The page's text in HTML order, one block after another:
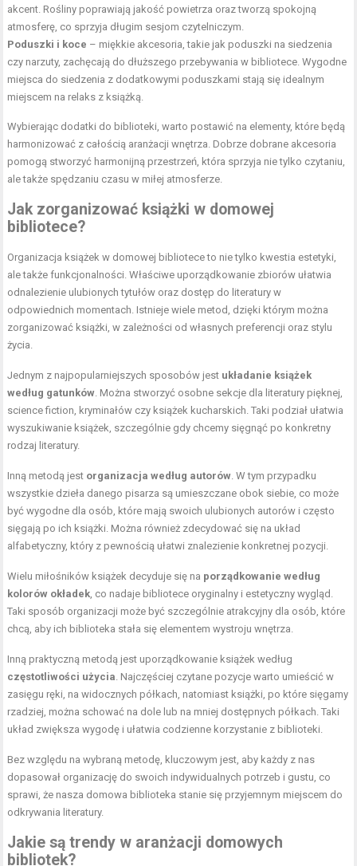
akcent. Rośliny poprawiają jakość powietrza oraz tworzą spokojną
atmosferę, co sprzyja długim sesjom czytelniczym.
Poduszki i koce – miękkie akcesoria, takie jak poduszki na siedzenia
czy narzuty, zachęcają do dłuższego przebywania w bibliotece. Wygodne
miejsca do siedzenia z dodatkowymi poduszkami stają się idealnym
miejscem na relaks z książką.
Wybierając dodatki do biblioteki, warto postawić na elementy, które będą
harmonizować z całością aranżacji wnętrza. Dobrze dobrane akcesoria
pomogą stworzyć harmonijną przestrzeń, która sprzyja nie tylko czytaniu,
ale także spędzaniu czasu w miłej atmosferze.
Jak zorganizować książki w domowej
bibliotece?
Organizacja książek w domowej bibliotece to nie tylko kwestia estetyki,
ale także funkcjonalności. Właściwe uporządkowanie zbiorów ułatwia
odnalezienie ulubionych tytułów oraz dostęp do literatury w
odpowiednich momentach. Istnieje wiele metod, dzięki którym można
zorganizować książki, w zależności od własnych preferencji oraz stylu
życia.
Jednym z najpopularniejszych sposobów jest układanie książek
według gatunków . Można stworzyć osobne sekcje dla literatury pięknej,
science fiction, kryminałów czy książek kucharskich. Taki podział ułatwia
wyszukiwanie książek, szczególnie gdy chcemy sięgnąć po konkretny
rodzaj literatury.
Inną metodą jest organizacja według autorów . W tym przypadku
wszystkie dzieła danego pisarza są umieszczane obok siebie, co może
być wygodne dla osób, które mają swoich ulubionych autorów i często
sięgają po ich książki. Można również zdecydować się na układ
alfabetyczny, który z pewnością ułatwi znalezienie konkretnej pozycji.
Wielu miłośników książek decyduje się na porządkowanie według
kolorów okładek , co nadaje bibliotece oryginalny i estetyczny wygląd.
Taki sposób organizacji może być szczególnie atrakcyjny dla osób, które
chcą, aby ich biblioteka stała się elementem wystroju wnętrza.
Inną praktyczną metodą jest uporządkowanie książek według
częstotliwości użycia . Najczęściej czytane pozycje warto umieścić w
zasięgu ręki, na widocznych półkach, natomiast książki, po które sięgamy
rzadziej, można schować na dole lub na mniej dostępnych półkach. Taki
układ zwiększa wygodę i ułatwia codzienne korzystanie z biblioteki.
Bez względu na wybraną metodę, kluczowym jest, aby każdy z nas
dopasował organizację do swoich indywidualnych potrzeb i gustu, co
sprawi, że nasza domowa biblioteka stanie się przyjemnym miejscem do
odkrywania literatury.
Jakie są trendy w aranżacji domowych
bibliotek?